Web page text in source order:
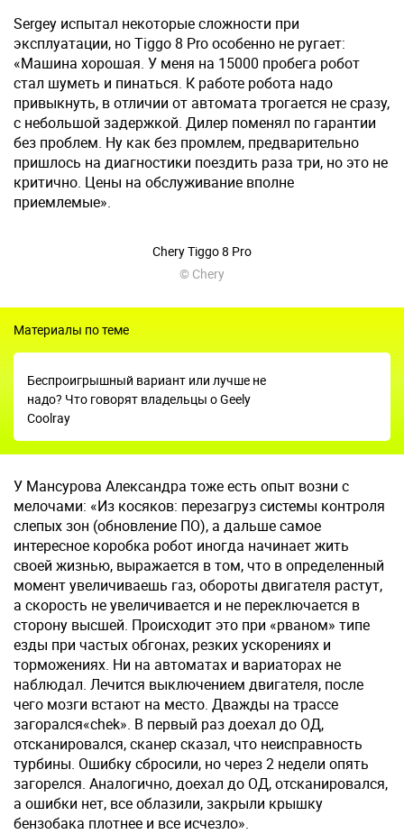
Sergey испытал некоторые сложности при
эксплуатации, но Tiggo 8 Pro особенно не ругает:
«Машина хорошая. У меня на 15000 пробега робот
стал шуметь и пинаться. К работе робота надо
привыкнуть, в отличии от автомата трогается не сразу,
с небольшой задержкой. Дилер поменял по гарантии
без проблем. Ну как без промлем, предварительно
пришлось на диагностики поездить раза три, но это не
критично. Цены на обслуживание вполне
приемлемые».
Chery Tiggo 8 Pro
© Chery
Материалы по теме
Беспроигрышный вариант или лучше не
надо? Что говорят владельцы о Geely
Coolray
У Мансурова Александра тоже есть опыт возни с
мелочами: «Из косяков: перезагруз системы контроля
слепых зон (обновление ПО), а дальше самое
интересное коробка робот иногда начинает жить
своей жизнью, выражается в том, что в определенный
момент увеличиваешь газ, обороты двигателя растут,
а скорость не увеличивается и не переключается в
сторону высшей. Происходит это при «рваном» типе
езды при частых обгонах, резких ускорениях и
торможениях. Ни на автоматах и вариаторах не
наблюдал. Лечится выключением двигателя, после
чего мозги встают на место. Дважды на трассе
загорался«chek». В первый раз доехал до ОД,
отсканировался, сканер сказал, что неисправность
турбины. Ошибку сбросили, но через 2 недели опять
загорелся. Аналогично, доехал до ОД, отсканировался,
а ошибки нет, все облазили, закрыли крышку
бензобака плотнее и все исчезло».